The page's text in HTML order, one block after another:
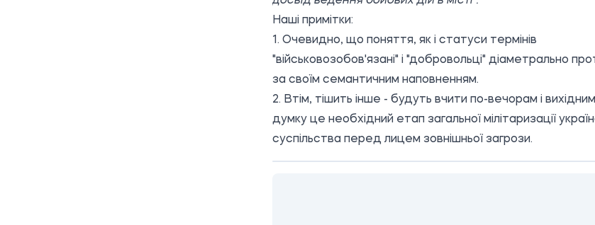
Наші примітки:
1. Очевидно, що поняття, як і статуси термінів
"військовозобов'язані" і "добровольці" діаметрально
за своїм семантичним наповненням.
2. Втім, тішить інше - будуть вчити по-вечорам і
думку це необхідний етап загальної мілітаризації
суспільства перед лицем зовнішньої загрози.